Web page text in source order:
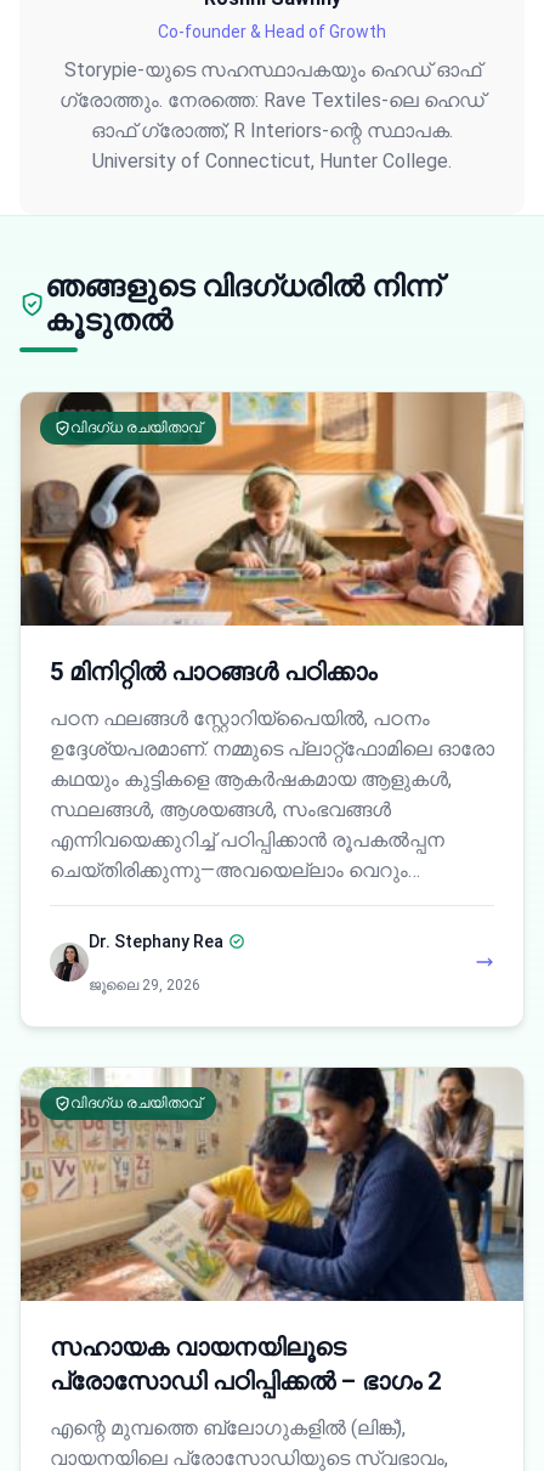
Co-founder & Head of Growth
Storypie-യുടെ സഹസ്ഥാപകയും ഹെഡ് ഓഫ്
ഗ്രോത്തും. നേരത്തെ: Rave Textiles-ലെ ഹെഡ്
ഓഫ് ഗ്രോത്ത്; R Interiors-ന്റെ സ്ഥാപക.
University of Connecticut, Hunter College.
ഞങ്ങളുടെ വിദഗ്ധരിൽ നിന്ന്
കൂടുതൽ
വിദഗ്ധ രചയിതാവ്
5 മിനിറ്റിൽ പാഠങ്ങൾ പഠിക്കാം
പഠന ഫലങ്ങൾ സ്റ്റോറിയ്പൈയിൽ, പഠനം
ഉദ്ദേശ്യപരമാണ്. നമ്മുടെ പ്ലാറ്റ്‌ഫോമിലെ ഓരോ
കഥയും കുട്ടികളെ ആകർഷകമായ ആളുകൾ,
സ്ഥലങ്ങൾ, ആശയങ്ങൾ, സംഭവങ്ങൾ
എന്നിവയെക്കുറിച്ച് പഠിപ്പിക്കാൻ രൂപകൽപ്പന
ചെയ്തിരിക്കുന്നു—അവയെല്ലാം വെറും…
Dr. Stephany Rea
ജൂലൈ 29, 2026
വിദഗ്ധ രചയിതാവ്
സഹായക വായനയിലൂടെ
പ്രോസോഡി പഠിപ്പിക്കൽ – ഭാഗം 2
എന്റെ മുമ്പത്തെ ബ്ലോഗുകളിൽ (ലിങ്ക്),
വായനയിലെ പ്രോസോഡിയുടെ സ്വഭാവം,